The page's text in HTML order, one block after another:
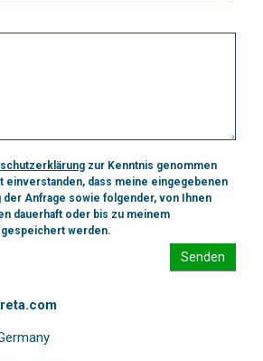
zur Kenntnis genommen
einverstanden, dass meine eingegebenen
der Anfrage sowie folgender, von Ihnen
dauerhaft oder bis zu meinem
werden.
Senden